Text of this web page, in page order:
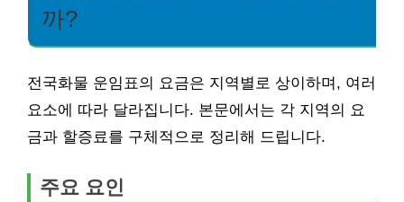
까?
전국화물 운임표의 요금은 지역별로 상이하며, 여러
요소에 따라 달라집니다. 본문에서는 각 지역의 요
금과 할증료를 구체적으로 정리해 드립니다.
주요 요인